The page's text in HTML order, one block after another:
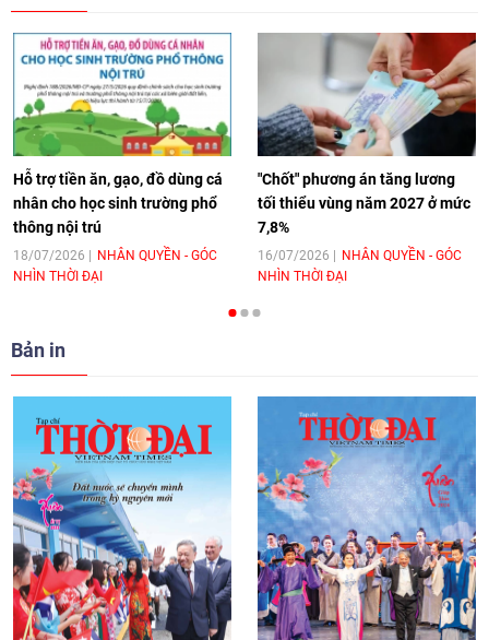
[Video] Âm nhạc flamenco gắn kết văn
hoá Việt Nam - Tây Ban Nha
11:10 17/06/2026
[Video] Trao tặng Kỷ niệm chương "Vì
hòa bình, hữu nghị giữa các dân tộc"
cho Đại sứ Hungary tại Việt Nam
[Video] Nhân dân Việt Nam luôn trân
trọng tình cảm của nước Nga
08:02 | 13/06/2026
Video: Cơ hội giao lưu quốc tế cho học
sinh Việt Nam tại trại hè Artek
14:41|12/06/2026
Hỗ trợ tiền ăn, gạo, đồ dùng cá
nhân cho học sinh trường phổ
thông nội trú
18/07/2026
NHÂN QUYỀN - GÓC
NHÌN THỜI ĐẠI
"Chốt" phương án tăng lương
tối thiểu vùng năm 2027 ở mức
7,8%
16/07/2026
NHÂN QUYỀN - GÓC
NHÌN THỜI ĐẠI
Bản in